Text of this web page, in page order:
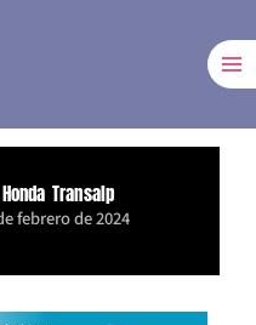
Transalp
febrero de 2024